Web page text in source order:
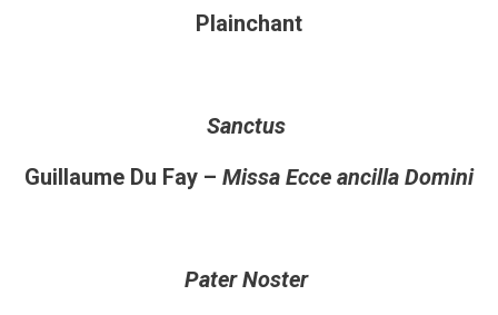
Plainchant
Sanctus
Guillaume Du Fay – Missa Ecce ancilla Domini
Pater Noster